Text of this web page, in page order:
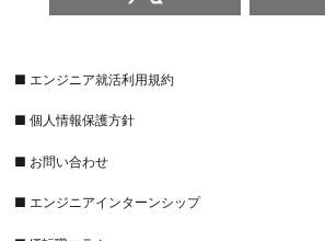
■ エンジニア就活利用規約
■ 個人情報保護方針
■ お問い合わせ
■ エンジニアインターンシップ